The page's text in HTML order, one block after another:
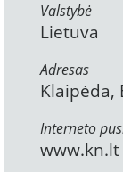
Valstybė
Lietuva
Adresas
Klaipėda,
Interneto
www.kn.lt